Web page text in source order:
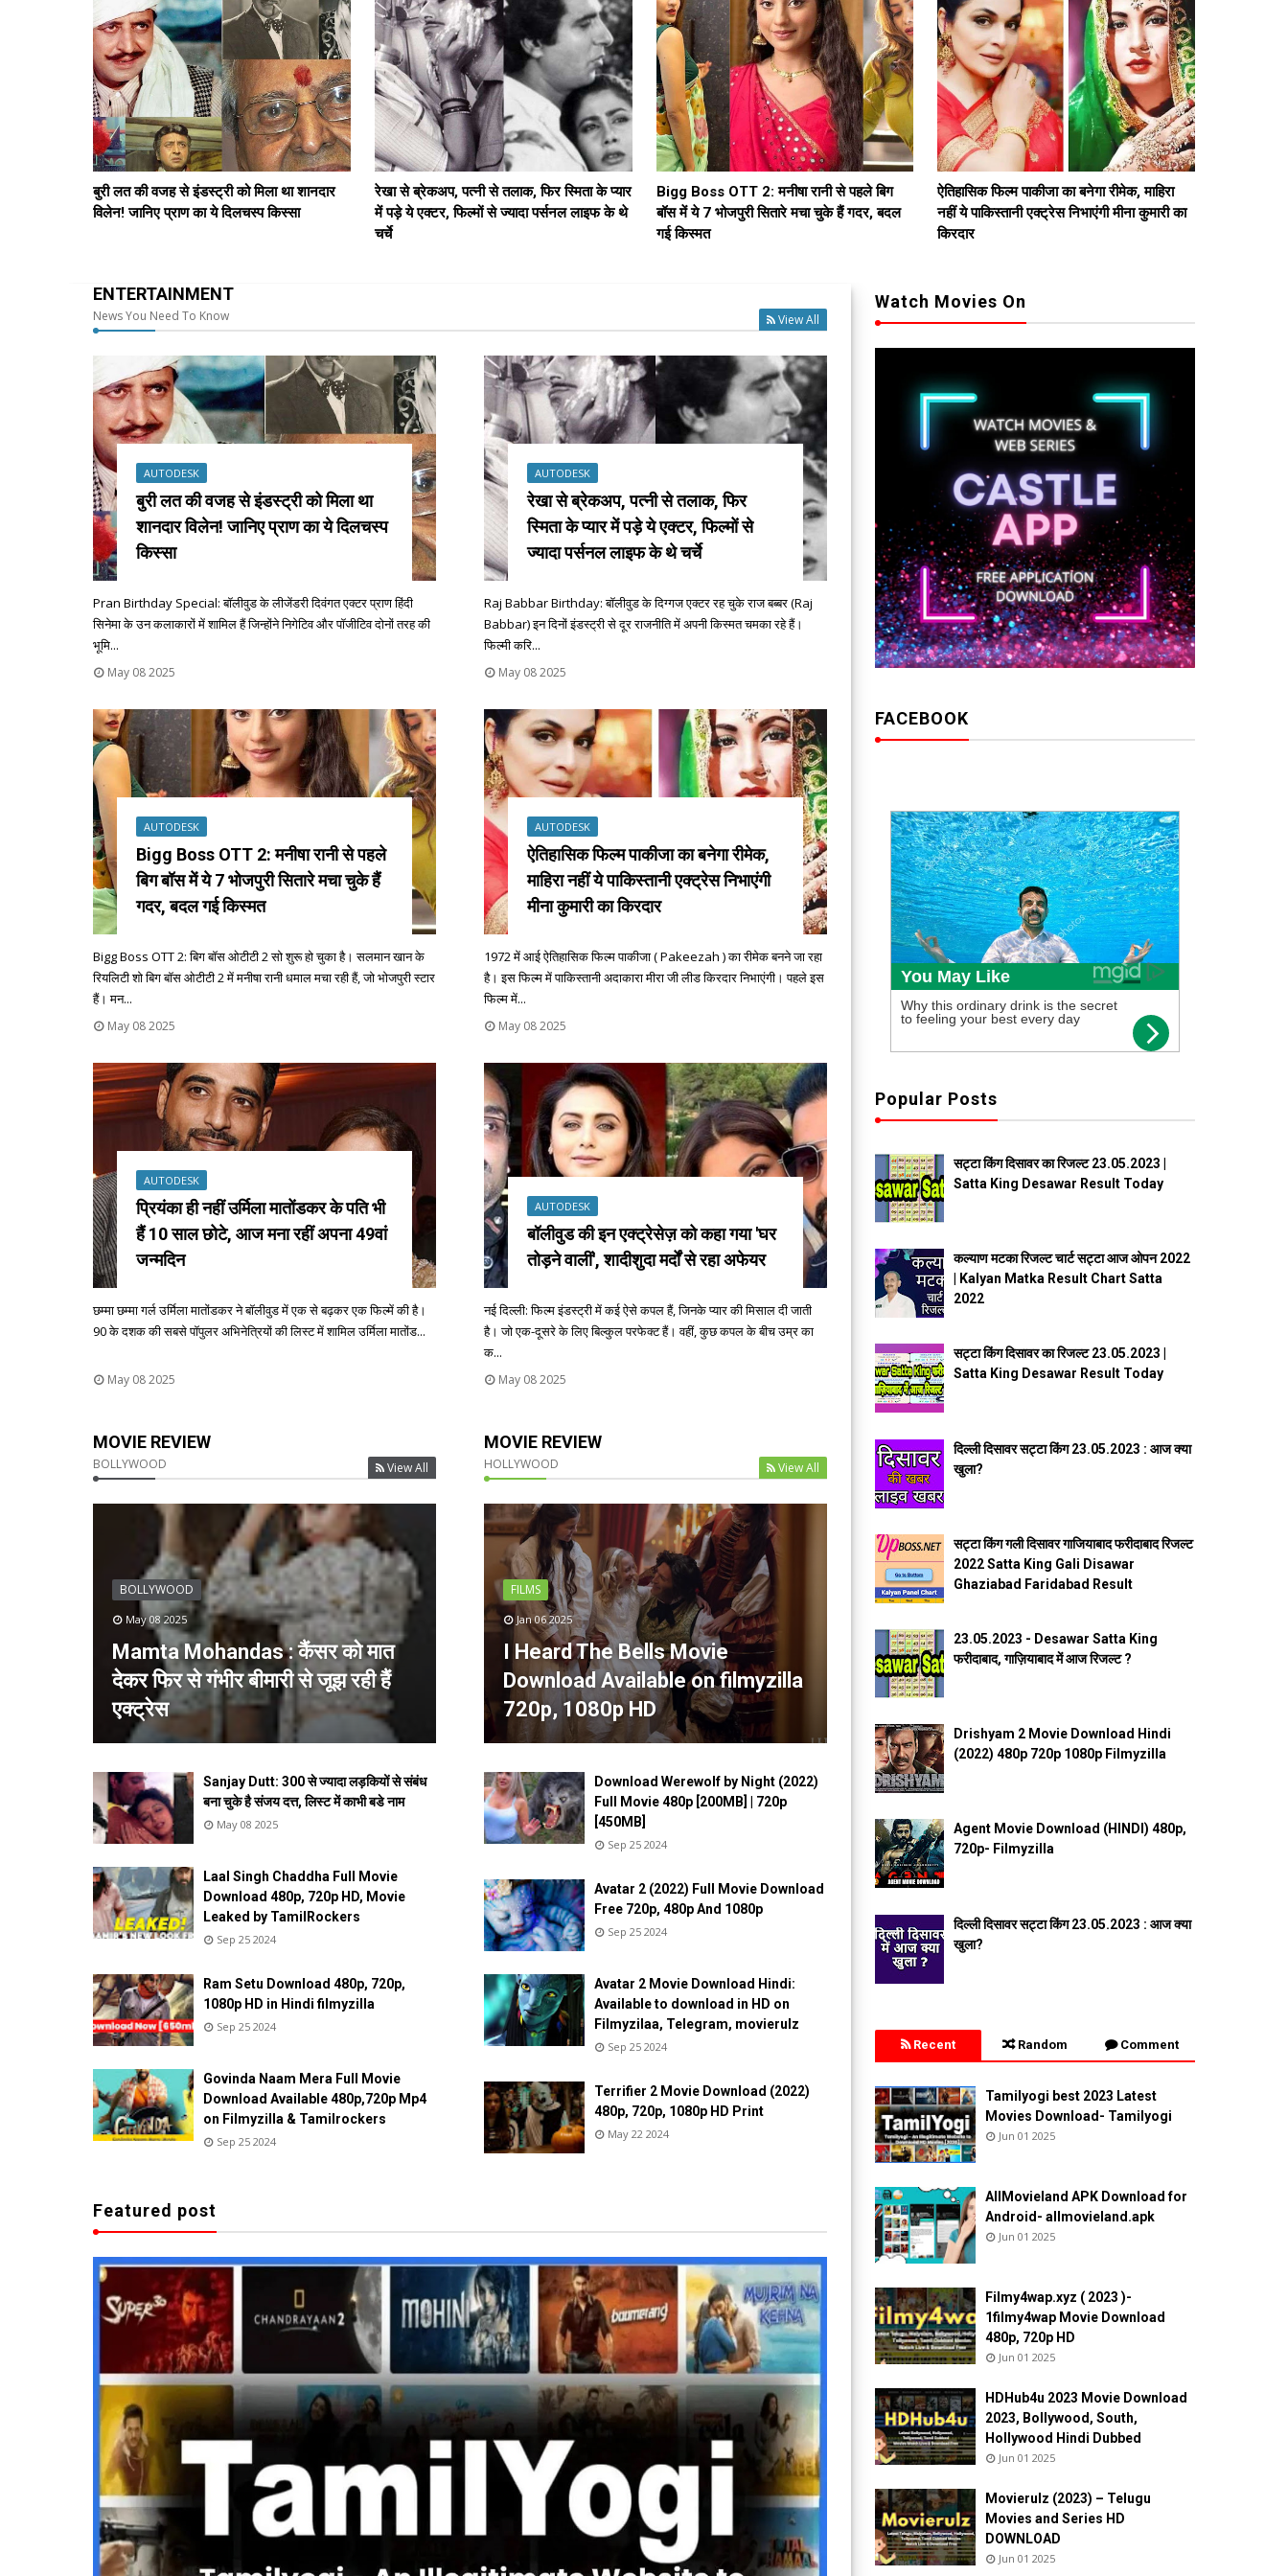
  

बुरी लत की वजह से इंडस्ट्री को मिला था शानदार
विलेन! जानिए प्राण का ये दिलचस्प किस्सा
  
 
रेखा से ब्रेकअप, पत्नी से तलाक, फिर स्मिता के प्यार
में पड़े ये एक्टर, फिल्मों से ज्यादा पर्सनल लाइफ के थे
चर्चे
  
 
Bigg Boss OTT 2: मनीषा रानी से पहले बिग
बॉस में ये 7 भोजपुरी सितारे मचा चुके हैं गदर, बदल
गई किस्मत
  

ऐतिहासिक फिल्म पाकीजा का बनेगा रीमेक, माहिरा
नहीं ये पाकिस्तानी एक्ट्रेस निभाएंगी मीना कुमारी का
किरदार

ENTERTAINMENT
News You Need To Know View All
AUTODESK
बुरी लत की वजह से इंडस्ट्री को मिला था
शानदार विलेन! जानिए प्राण का ये दिलचस्प
किस्सा
Pran Birthday Special: बॉलीवुड के लीजेंडरी दिवंगत एक्टर प्राण हिंदी
सिनेमा के उन कलाकारों में शामिल हैं जिन्होंने निगेटिव और पॉजीटिव दोनों तरह की
भूमि...
May 08 2025
AUTODESK
रेखा से ब्रेकअप, पत्नी से तलाक, फिर
स्मिता के प्यार में पड़े ये एक्टर, फिल्मों से
ज्यादा पर्सनल लाइफ के थे चर्चे
Raj Babbar Birthday: बॉलीवुड के दिग्गज एक्टर रह चुके राज बब्बर (Raj
Babbar) इन दिनों इंडस्ट्री से दूर राजनीति में अपनी किस्मत चमका रहे हैं।
फिल्मी करि...
May 08 2025
AUTODESK
Bigg Boss OTT 2: मनीषा रानी से पहले
बिग बॉस में ये 7 भोजपुरी सितारे मचा चुके हैं
गदर, बदल गई किस्मत
Bigg Boss OTT 2: बिग बॉस ओटीटी 2 सो शुरू हो चुका है। सलमान खान के
रियलिटी शो बिग बॉस ओटीटी 2 में मनीषा रानी धमाल मचा रही हैं, जो भोजपुरी स्टार
हैं। मन...
May 08 2025
AUTODESK
ऐतिहासिक फिल्म पाकीजा का बनेगा रीमेक,
माहिरा नहीं ये पाकिस्तानी एक्ट्रेस निभाएंगी
मीना कुमारी का किरदार
1972 में आई ऐतिहासिक फिल्म पाकीजा ( Pakeezah ) का रीमेक बनने जा रहा
है। इस फिल्म में पाकिस्तानी अदाकारा मीरा जी लीड किरदार निभाएंगी। पहले इस
फिल्म में...
May 08 2025
AUTODESK
प्रियंका ही नहीं उर्मिला मातोंडकर के पति भी
हैं 10 साल छोटे, आज मना रहीं अपना 49वां
जन्मदिन
छम्मा छम्मा गर्ल उर्मिला मातोंडकर ने बॉलीवुड में एक से बढ़कर एक फिल्में की है।
90 के दशक की सबसे पॉपुलर अभिनेत्रियों की लिस्ट में शामिल उर्मिला मातोंड...
May 08 2025
AUTODESK
बॉलीवुड की इन एक्ट्रेसेज़ को कहा गया 'घर
तोड़ने वालीं', शादीशुदा मर्दों से रहा अफेयर
नई दिल्ली: फिल्म इंडस्ट्री में कई ऐसे कपल हैं, जिनके प्यार की मिसाल दी जाती
है। जो एक-दूसरे के लिए बिल्कुल परफेक्ट हैं। वहीं, कुछ कपल के बीच उम्र का
क...
May 08 2025
MOVIE REVIEW
BOLLYWOOD View All
BOLLYWOOD
May 08 2025
Mamta Mohandas : कैंसर को मात
देकर फिर से गंभीर बीमारी से जूझ रही हैं
एक्ट्रेस
Sanjay Dutt: 300 से ज्यादा लड़कियों से संबंध
बना चुके है संजय दत्त, लिस्ट में काभी बडे नाम
May 08 2025
Laal Singh Chaddha Full Movie
Download 480p, 720p HD, Movie
Leaked by TamilRockers
Sep 25 2024
Ram Setu Download 480p, 720p,
1080p HD in Hindi filmyzilla
Sep 25 2024
Govinda Naam Mera Full Movie
Download Available 480p,720p Mp4
on Filmyzilla & Tamilrockers
Sep 25 2024
MOVIE REVIEW
HOLLYWOOD View All
FILMS
Jan 06 2025
I Heard The Bells Movie
Download Available on filmyzilla
720p, 1080p HD
Download Werewolf by Night (2022)
Full Movie 480p [200MB] | 720p
[450MB]
Sep 25 2024
Avatar 2 (2022) Full Movie Download
Free 720p, 480p And 1080p
Sep 25 2024
Avatar 2 Movie Download Hindi:
Available to download in HD on
Filmyzilaa, Telegram, movierulz
Sep 25 2024
Terrifier 2 Movie Download (2022)
480p, 720p, 1080p HD Print
May 22 2024
Featured post
Watch Movies On
FACEBOOK
Popular Posts
सट्टा किंग दिसावर का रिजल्ट 23.05.2023 |
Satta King Desawar Result Today
कल्याण मटका रिजल्ट चार्ट सट्टा आज ओपन 2022
| Kalyan Matka Result Chart Satta
2022
सट्टा किंग दिसावर का रिजल्ट 23.05.2023 |
Satta King Desawar Result Today
दिल्ली दिसावर सट्टा किंग 23.05.2023 : आज क्या
खुला?
सट्टा किंग गली दिसावर गाजियाबाद फरीदाबाद रिजल्ट
2022 Satta King Gali Disawar
Ghaziabad Faridabad Result
23.05.2023 - Desawar Satta King
फरीदाबाद, गाज़ियाबाद में आज रिजल्ट ?
Drishyam 2 Movie Download Hindi
(2022) 480p 720p 1080p Filmyzilla
Agent Movie Download (HINDI) 480p,
720p- Filmyzilla
दिल्ली दिसावर सट्टा किंग 23.05.2023 : आज क्या
खुला?
Recent Random Comment
Tamilyogi best 2023 Latest
Movies Download- Tamilyogi
Jun 01 2025
AllMovieland APK Download for
Android- allmovieland.apk
Jun 01 2025
Filmy4wap.xyz ( 2023 )-
1filmy4wap Movie Download
480p, 720p HD
Jun 01 2025
HDHub4u 2023 Movie Download
2023, Bollywood, South,
Hollywood Hindi Dubbed
Jun 01 2025
Movierulz (2023) – Telugu
Movies and Series HD
DOWNLOAD
Jun 01 2025